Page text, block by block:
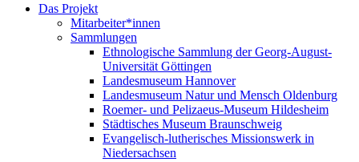
Das Projekt
Mitarbeiter*innen
Sammlungen
Ethnologische Sammlung der Georg-August-
Universität Göttingen
Landesmuseum Hannover
Landesmuseum Natur und Mensch Oldenburg
Roemer- und Pelizaeus-Museum Hildesheim
Städtisches Museum Braunschweig
Evangelisch-lutherisches Missionswerk in
Niedersachsen